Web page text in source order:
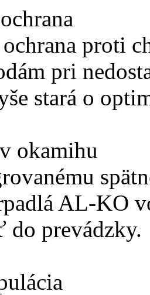
proti
pri
stará o
okamihu
AL-KO
prevádzky.